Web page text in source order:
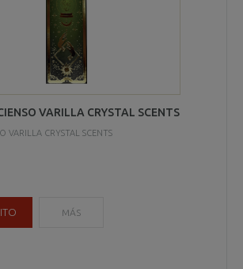
VARILLA CRYSTAL SCENTS
VARILLA CRYSTAL SCENTS
MÁS